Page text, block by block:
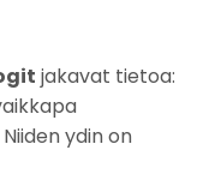
jakavat tietoa:
ydin on